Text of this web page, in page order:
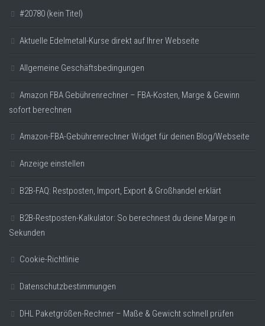
#20780 (kein Titel)
Aktuelle Edelmetall-Kurse direkt auf Ihrer Webseite
Allgemeine Geschäftsbedingungen
Amazon FBA Gebührenrechner – FBA-Kosten, Marge & Gewinn
sofort berechnen
Amazon-FBA-Gebührenrechner Widget für deinen Blog/Webseite
Anzeige einstellen
B2B-FAQ: Restposten, Import, Export & Großhandel erklärt
B2B-Restposten-Kalkulator: So berechnest du deine Marge in
Sekunden
Cookie-Richtlinie
Datenschutzbestimmungen
DHL Paketgrößen-Rechner – Maße & Gewicht schnell prüfen